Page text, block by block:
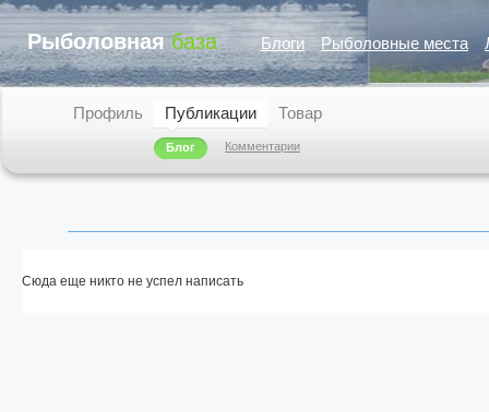
Рыболовная база Блоги Рыболовные места
Профиль Публикации
Блог Комментарии
Товар
Сюда еще никто не успел написать